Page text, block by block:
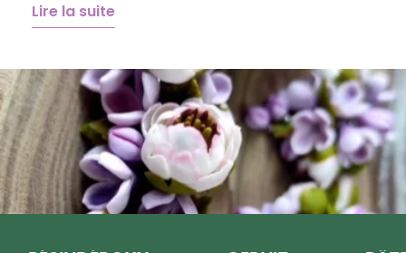
Lire la suite